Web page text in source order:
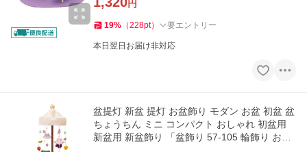
円
19% （228pt） 要エントリー
本日翌日お届け非対応
盆提灯 新盆 提灯 お盆飾り モダン お盆 初盆 盆
ちょうちん ミニ コンパクト おしゃれ 初盆用
新盆用 新盆飾り 「盆飾り 57-105 輪飾り お盆